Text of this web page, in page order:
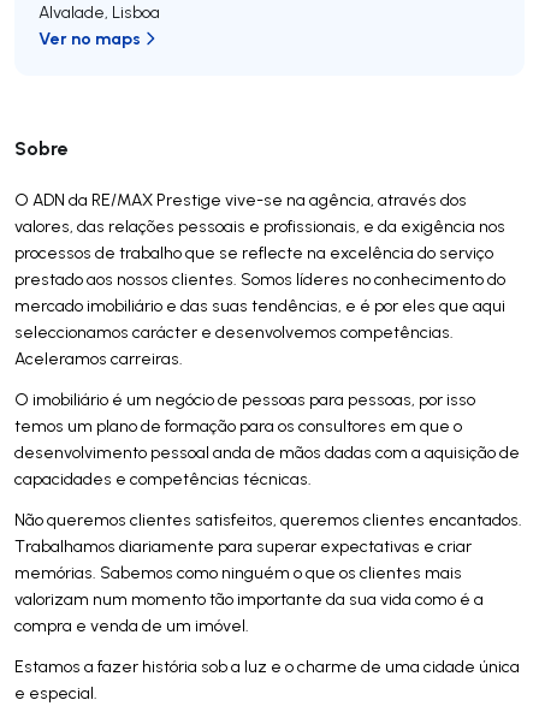
Sobre
O ADN da RE/MAX Prestige vive-se na agência, através dos
valores, das relações pessoais e profissionais, e da exigência nos
processos de trabalho que se reflecte na excelência do serviço
prestado aos nossos clientes. Somos líderes no conhecimento do
mercado imobiliário e das suas tendências, e é por eles que aqui
seleccionamos carácter e desenvolvemos competências.
Aceleramos carreiras.
O imobiliário é um negócio de pessoas para pessoas, por isso
temos um plano de formação para os consultores em que o
desenvolvimento pessoal anda de mãos dadas com a aquisição de
capacidades e competências técnicas.
Não queremos clientes satisfeitos, queremos clientes encantados.
Trabalhamos diariamente para superar expectativas e criar
memórias. Sabemos como ninguém o que os clientes mais
valorizam num momento tão importante da sua vida como é a
compra e venda de um imóvel.
Estamos a fazer história sob a luz e o charme de uma cidade única
e especial.
Alvalade, Lisboa
Ver no maps